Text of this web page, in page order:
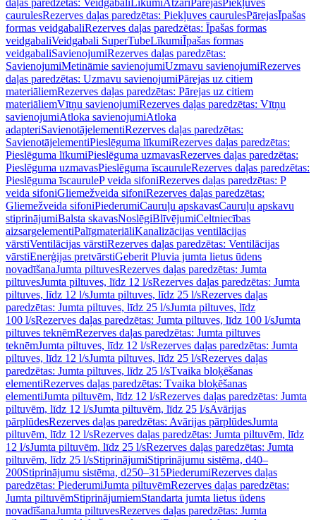
daļas paredzētas: Veidgabali LīkumiAtzari PārejasPiekļuves
caurulesRezerves daļas paredzētas: Piekļuves caurulesPārejasĪpašas
formas veidgabaliRezerves daļas paredzētas: Īpašas formas
veidgabaliVeidgabali SuperTubeLīkumiĪpašas formas
veidgabaliSavienojumiRezerves daļas paredzētas:
SavienojumiMetināmie savienojumiUzmavu savienojumiRezerves
daļas paredzētas: Uzmavu savienojumiPārejas uz citiem
materiāliemRezerves daļas paredzētas: Pārejas uz citiem
materiāliemVītņu savienojumiRezerves daļas paredzētas: Vītņu
savienojumiAtloka savienojumiAtloka
adapteriSavienotājelementiRezerves daļas paredzētas:
SavienotājelementiPieslēguma līkumiRezerves daļas paredzētas:
Pieslēguma līkumiPieslēguma uzmavasRezerves daļas paredzētas:
Pieslēguma uzmavasPieslēguma īscauruleRezerves daļas paredzētas:
Pieslēguma īscauruleP veida sifoniRezerves daļas paredzētas: P
veida sifoniGliemežveida sifoniRezerves daļas paredzētas:
Gliemežveida sifoniPiederumiCauruļu apskavasCauruļu apskavu
stiprinājumiBalsta skavasNoslēgiBlīvējumiCeltniecības
aizsargelementiPalīgmateriāliKanalizācijas ventilācijas
vārstiVentilācijas vārstiRezerves daļas paredzētas: Ventilācijas
vārstiEnerģijas pretvārstiGeberit Pluvia jumta lietus ūdens
novadīšanaJumta piltuvesRezerves daļas paredzētas: Jumta
piltuvesJumta piltuves, līdz 12 l/sRezerves daļas paredzētas: Jumta
piltuves, līdz 12 l/sJumta piltuves, līdz 25 l/sRezerves daļas
paredzētas: Jumta piltuves, līdz 25 l/sJumta piltuves, līdz
100 l/sRezerves daļas paredzētas: Jumta piltuves, līdz 100 l/sJumta
piltuves teknēmRezerves daļas paredzētas: Jumta piltuves
teknēmJumta piltuves, līdz 12 l/sRezerves daļas paredzētas: Jumta
piltuves, līdz 12 l/sJumta piltuves, līdz 25 l/sRezerves daļas
paredzētas: Jumta piltuves, līdz 25 l/sTvaika bloķēšanas
elementiRezerves daļas paredzētas: Tvaika bloķēšanas
elementiJumta piltuvēm, līdz 12 l/sRezerves daļas paredzētas: Jumta
piltuvēm, līdz 12 l/sJumta piltuvēm, līdz 25 l/sAvārijas
pārplūdesRezerves daļas paredzētas: Avārijas pārplūdesJumta
piltuvēm, līdz 12 l/sRezerves daļas paredzētas: Jumta piltuvēm, līdz
12 l/sJumta piltuvēm, līdz 25 l/sRezerves daļas paredzētas: Jumta
piltuvēm, līdz 25 l/sStiprinājumiStiprinājumu sistēma, d40–
200Stiprinājumu sistēma, d250–315PiederumiRezerves daļas
paredzētas: PiederumiJumta piltuvēmRezerves daļas paredzētas:
Jumta piltuvēmStiprinājumiemStandarta jumta lietus ūdens
novadīšanaJumta piltuvesRezerves daļas paredzētas: Jumta